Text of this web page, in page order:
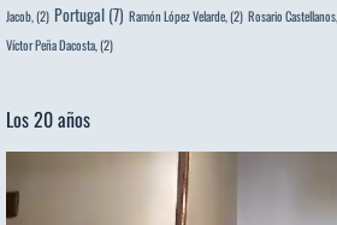
Jacob, (2) Portugal (7) Ramón López Velarde, (2) Rosario Castellanos,
Víctor Peña Dacosta, (2)
Los 20 años
de